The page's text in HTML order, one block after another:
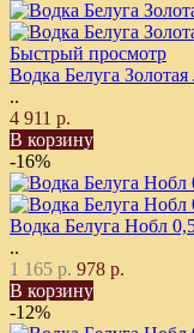
Быстрый просмотр
Водка Белуга
..
4 911 р.
В корзину
-16%
Водка Белуга Нобл
..
1 165 р. 978 р.
В корзину
-12%